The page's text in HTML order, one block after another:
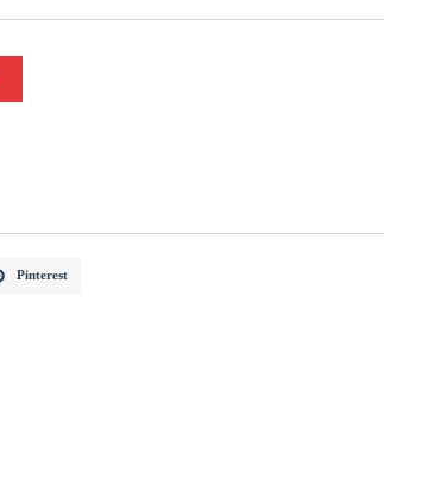
Pinterest